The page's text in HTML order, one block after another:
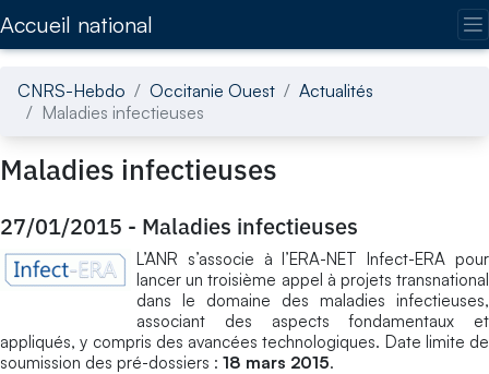
Accueil national
CNRS-Hebdo Occitanie Ouest
Actualités
Maladies infectieuses
Maladies infectieuses
27/01/2015 - Maladies infectieuses
L’ANR s’associe à l’ERA-NET Infect-ERA pour
lancer un troisième appel à projets transnational
dans le domaine des maladies infectieuses,
associant des aspects fondamentaux et
appliqués, y compris des avancées technologiques. Date limite de
soumission des pré-dossiers : 18 mars 2015.